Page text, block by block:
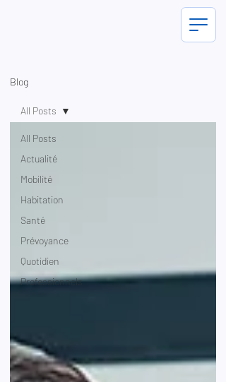
Blog
All Posts
Actualité
Mobilité
Habitation
Santé
Prévoyance
Quotidien
Professionnels
All Posts